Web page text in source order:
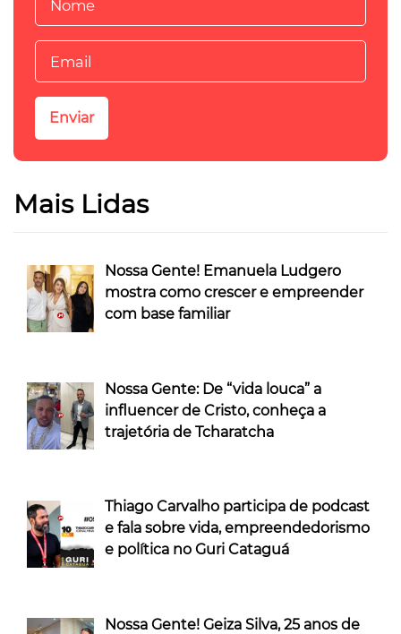
Mais Lidas
Nossa Gente! Emanuela Ludgero
mostra como crescer e empreender
com base familiar
Nossa Gente: De “vida louca” a
influencer de Cristo, conheça a
trajetória de Tcharatcha
Thiago Carvalho participa de podcast
e fala sobre vida, empreendedorismo
e política no Guri Cataguá
Nossa Gente! Geiza Silva, 25 anos de